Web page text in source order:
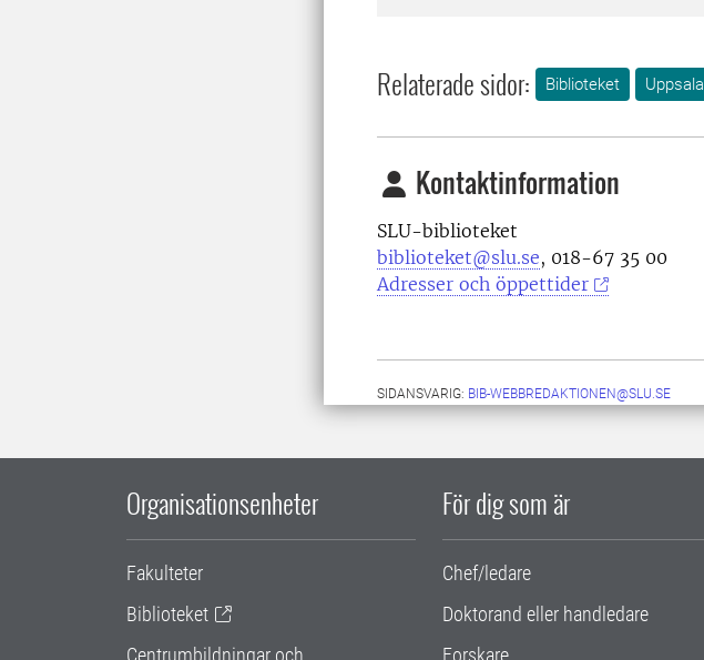
Relaterade sidor: Biblioteket Uppsala
Kontaktinformation
SLU-biblioteket
biblioteket@slu.se, 018-67 35 00
Adresser och öppettider
SIDANSVARIG: BIB-WEBBREDAKTIONEN@SLU.SE
Organisationsenheter
Fakulteter
Biblioteket
Centrumbildningar och
För dig som är
Chef/ledare
Doktorand eller handledare
Forskare